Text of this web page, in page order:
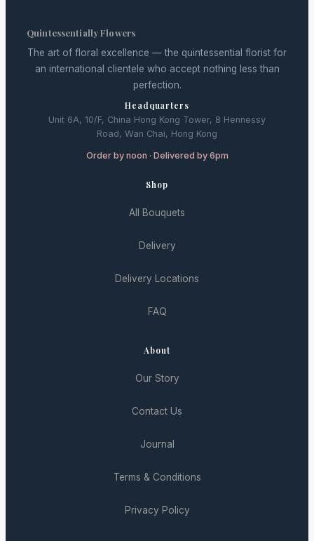
Quintessentially Flowers
The art of floral excellence — the quintessential florist for
an international clientele who accept nothing less than
perfection.
Headquarters
Unit 6A, 10/F, China Hong Kong Tower, 8 Hennessy
Road, Wan Chai, Hong Kong
Order by noon · Delivered by 6pm
Shop
All Bouquets
Delivery
Delivery Locations
FAQ
About
Our Story
Contact Us
Journal
Terms & Conditions
Privacy Policy